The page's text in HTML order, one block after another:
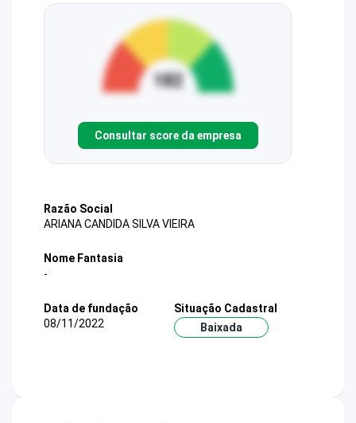
Consultar score da empresa
Razão Social
ARIANA CANDIDA SILVA VIEIRA
Nome Fantasia
-
Data de fundação
08/11/2022
Situação Cadastral
Baixada